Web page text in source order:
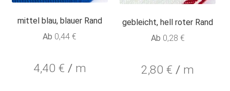
mittel blau, blauer Rand
Ab 0,44€
4,40 € / m
gebleicht, hell roter Rand
Ab 0,28 €
2,80€ / m